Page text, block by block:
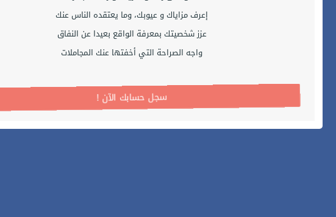
إعرف مزاياك و عيوبك، وما يعتقده الناس عنك
عزز شخصيتك بمعرفة الواقع بعيدا عن النفاق
واجه الصراحة التي أخفتها عنك المجاملات
! سجل حسابك الآن